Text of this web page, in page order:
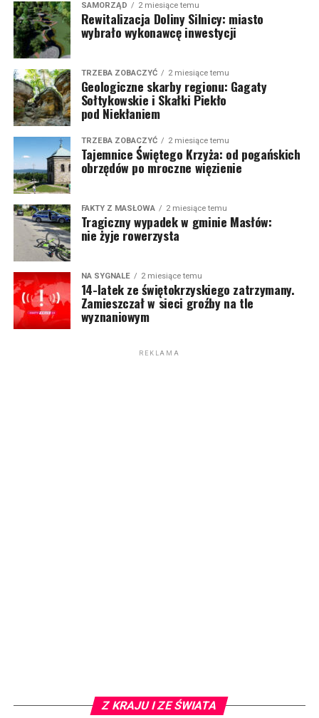
SAMORZĄD 2 miesiące temu
Rewitalizacja Doliny Silnicy: miasto
wybrało wykonawcę inwestycji
TRZEBA ZOBACZYĆ 2 miesiące temu
Geologiczne skarby regionu: Gagaty
Sołtykowskie i Skałki Piekło
pod Niekłaniem
TRZEBA ZOBACZYĆ 2 miesiące temu
Tajemnice Świętego Krzyża: od pogańskich
obrzędów po mroczne więzienie
FAKTY Z MASŁOWA 2 miesiące temu
Tragiczny wypadek w gminie Masłów:
nie żyje rowerzysta
NA SYGNALE 2 miesiące temu
14-latek ze świętokrzyskiego zatrzymany.
Zamieszczał w sieci groźby na tle
wyznaniowym
REKLAMA
Z KRAJU I ZE ŚWIATA